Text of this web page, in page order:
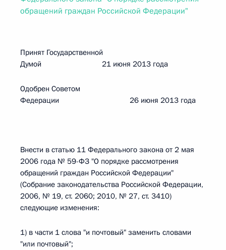
обращений граждан Российской Федерации"
Принят Государственной
Думой 21 июня 2013 года
Одобрен Советом
Федерации 26 июня 2013 года
Внести в статью 11 Федерального закона от 2 мая
2006 года № 59-ФЗ "О порядке рассмотрения
обращений граждан Российской Федерации"
(Собрание законодательства Российской Федерации,
2006, № 19, ст. 2060; 2010, № 27, ст. 3410)
следующие изменения:
1) в части 1 слова "и почтовый" заменить словами
"или почтовый";